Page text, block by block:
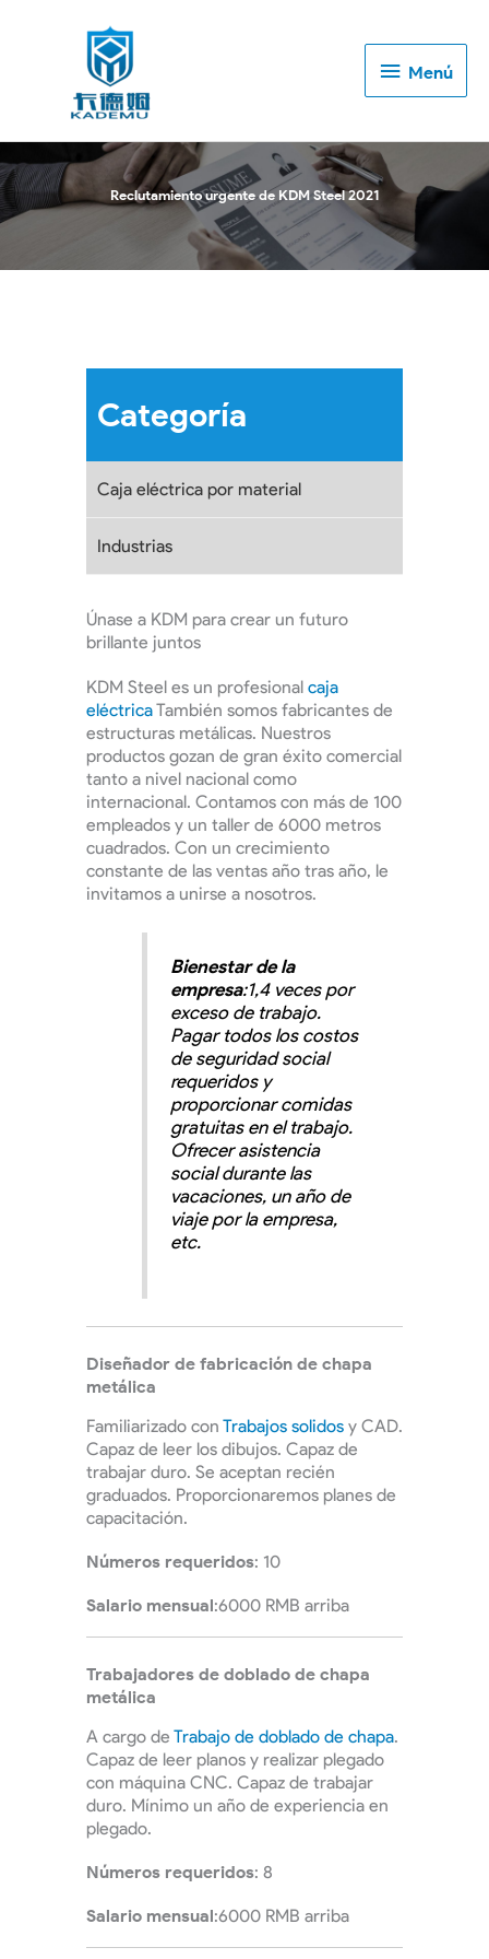
Menú
Menú
Reclutamiento urgente de KDM Steel 2021
Categoría
Caja eléctrica por material
Industrias
Únase a KDM para crear un futuro
brillante juntos
KDM Steel es un profesional caja
eléctricaTambién somos fabricantes de
estructuras metálicas. Nuestros
productos gozan de gran éxito comercial
tanto a nivel nacional como
internacional. Contamos con más de 100
empleados y un taller de 6000 metros
cuadrados. Con un crecimiento
constante de las ventas año tras año, le
invitamos a unirse a nosotros.
Bienestar de la
empresa:1,4 veces por
exceso de trabajo.
Pagar todos los costos
de seguridad social
requeridos y
proporcionar comidas
gratuitas en el trabajo.
Ofrecer asistencia
social durante las
vacaciones, un año de
viaje por la empresa,
etc.
Diseñador de fabricación de chapa
metálica
Familiarizado con Trabajos solidos y CAD.
Capaz de leer los dibujos. Capaz de
trabajar duro. Se aceptan recién
graduados. Proporcionaremos planes de
capacitación.
Números requeridos: 10
Salario mensual:6000 RMB arriba
Trabajadores de doblado de chapa
metálica
A cargo de Trabajo de doblado de chapa.
Capaz de leer planos y realizar plegado
con máquina CNC. Capaz de trabajar
duro. Mínimo un año de experiencia en
plegado.
Números requeridos: 8
Salario mensual:6000 RMB arriba